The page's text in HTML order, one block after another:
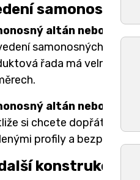
samonosných
altán nebo
samonosných
řada má velmi
altán nebo
si chcete dopřát
profily a
konstrukce si